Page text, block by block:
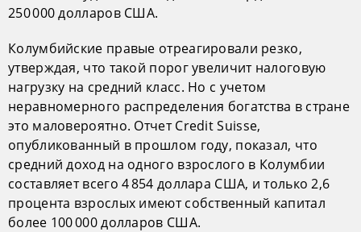
250 000 долларов США.
Колумбийские правые отреагировали резко,
утверждая, что такой порог увеличит налоговую
нагрузку на средний класс. Но с учетом
неравномерного распределения богатства в стране
это маловероятно. Отчет Credit Suisse,
опубликованный в прошлом году, показал, что
средний доход на одного взрослого в Колумбии
составляет всего 4 854 доллара США, и только 2,6
процента взрослых имеют собственный капитал
более 100 000 долларов США.